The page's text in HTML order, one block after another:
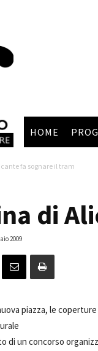
HOME
fa sognare il tram
di
2009
piazza, le
di un concorso